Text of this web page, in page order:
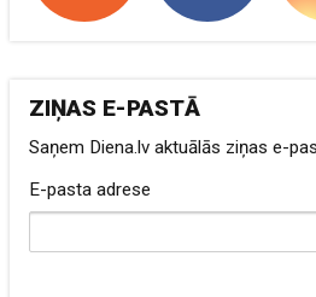
ZIŅAS E-PASTĀ
Saņem Diena.lv aktuālās ziņas e-
E-pasta adrese